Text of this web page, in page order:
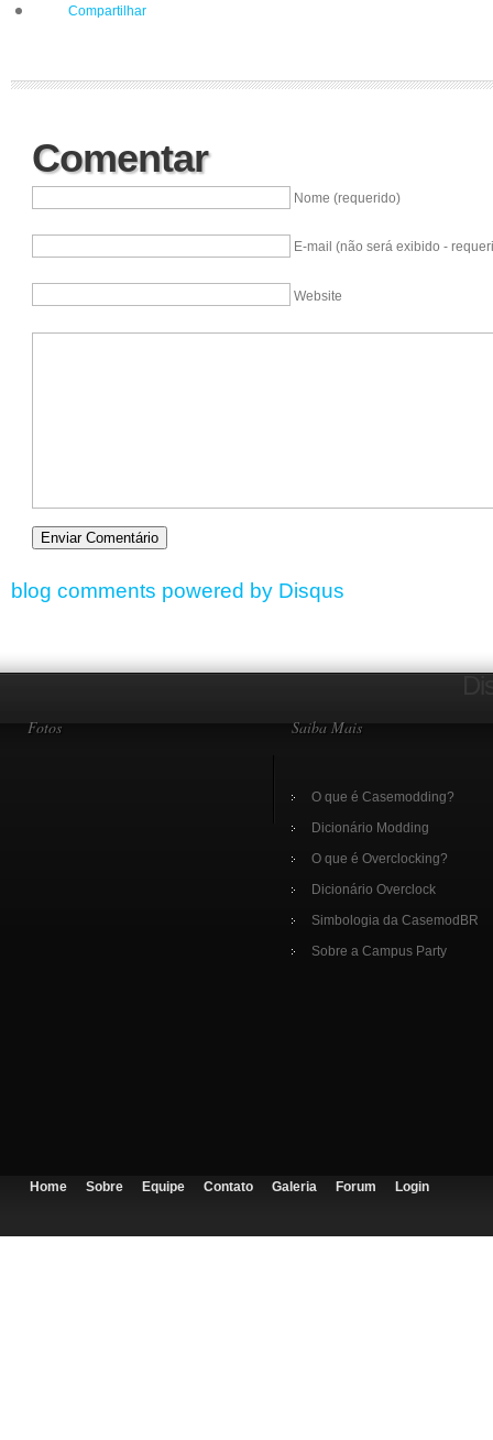
Compartilhar
Comentar
Nome (requerido)
E-mail (não será exibido -
Website
blog comments powered by Disqus
Fotos Saiba Mais
O que é Casemodding?
Dicionário Modding
O que é Overclocking?
Dicionário Overclock
Simbologia da CasemodBR
Sobre a Campus Party
Home Sobre Equipe Contato Galeria Forum Login